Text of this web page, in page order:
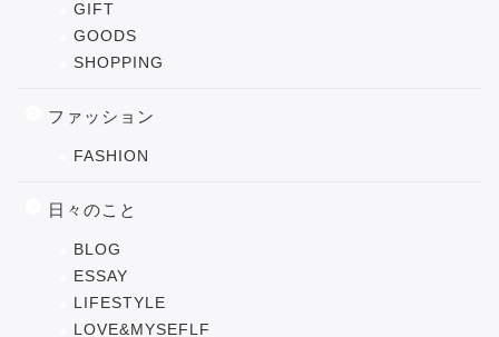
GIFT
GOODS
SHOPPING
ファッション
FASHION
日々のこと
BLOG
ESSAY
LIFESTYLE
LOVE&MYSEFLF